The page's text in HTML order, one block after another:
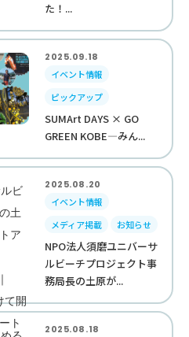
た！...
2025.09.18
イベント情報
ピックアップ
SUMArt DAYS × GO
GREEN KOBE—みん...
2025.08.20
イベント情報
メディア掲載
お知らせ
NPO法人須磨ユニバーサ
ルビーチプロジェクト事
務局長の土原が...
2025.08.18